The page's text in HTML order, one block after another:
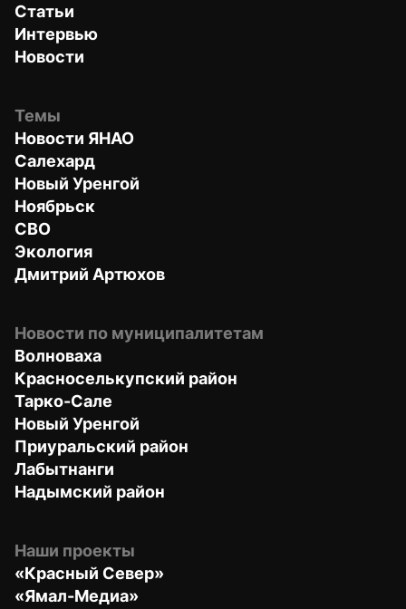
Статьи
Интервью
Новости
Темы
Новости ЯНАО
Салехард
Новый Уренгой
Ноябрьск
СВО
Экология
Дмитрий Артюхов
Новости по муниципалитетам
Волноваха
Красноселькупский район
Тарко-Сале
Новый Уренгой
Приуральский район
Лабытнанги
Надымский район
Наши проекты
«Красный Север»
«Ямал-Медиа»